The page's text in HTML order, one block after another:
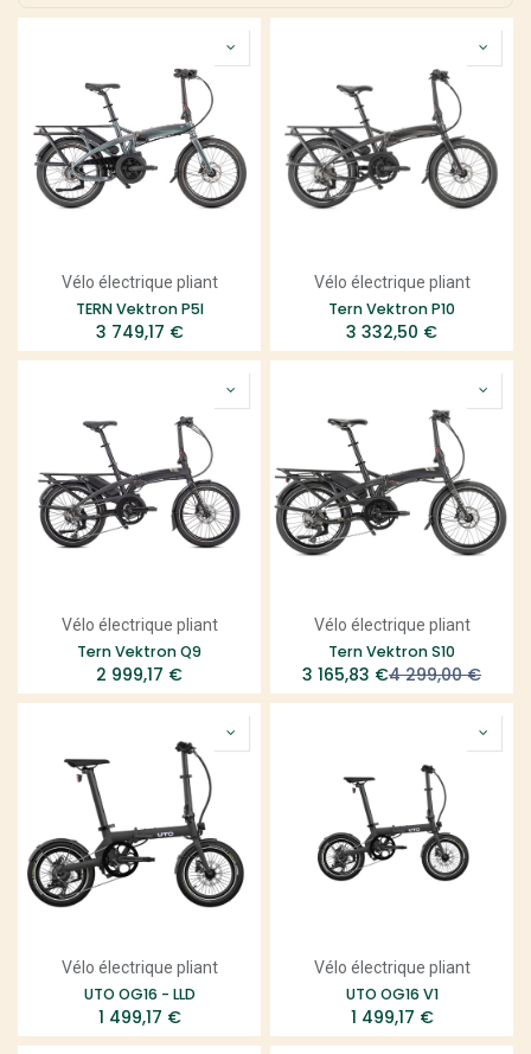
Vélo électrique pliant
TERN Vektron P5I
3 749,17 €
Vélo électrique pliant
Tern Vektron P10
3 332,50 €
Vélo électrique pliant
Tern Vektron Q9
2 999,17 €
Vélo électrique pliant
Tern Vektron S10
3 165,83 €4 299,00€
Vélo électrique pliant
UTO OG16 - LLD
1 499,17 €
Vélo électrique pliant
UTO OG16 V1
1 499,17 €